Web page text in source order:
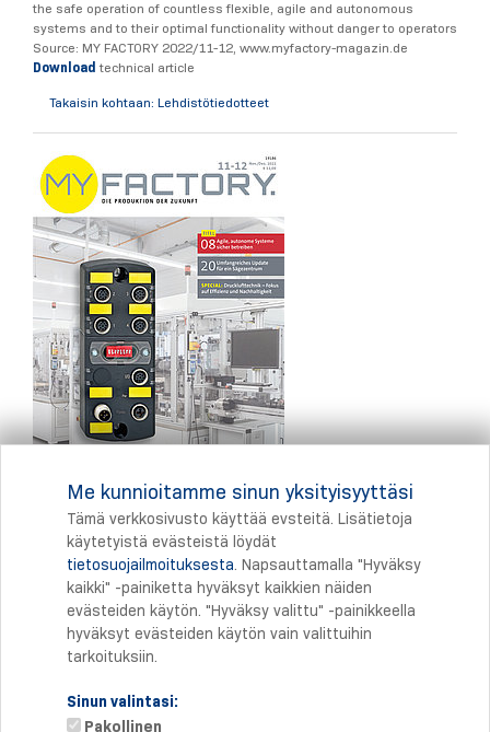
the safe operation of countless flexible, agile and autonomous
systems and to their optimal functionality without danger to operators
Source: MY FACTORY 2022/11-12, www.myfactory-magazin.de
Downloadtechnical article
Takaisin kohtaan: Lehdistötiedotteet
Tulostus
Me kunnioitamme sinun yksityisyyttäsi
Tämä verkkosivusto käyttää evsteitä. Lisätietoja
käytetyistä evästeistä löydät
tietosuojailmoituksesta. Napsauttamalla "Hyväksy
kaikki" -painiketta hyväksyt kaikkien näiden
evästeiden käytön. "Hyväksy valittu" -painikkeella
hyväksyt evästeiden käytön vain valittuihin
tarkoituksiin.
Sinun valintasi:
Pakollinen